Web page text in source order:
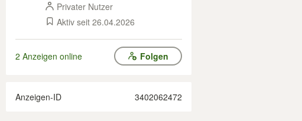
Privater Nutzer
Aktiv seit 26.04.2026
2 Anzeigen online Folgen
Anzeigen-ID 3402062472